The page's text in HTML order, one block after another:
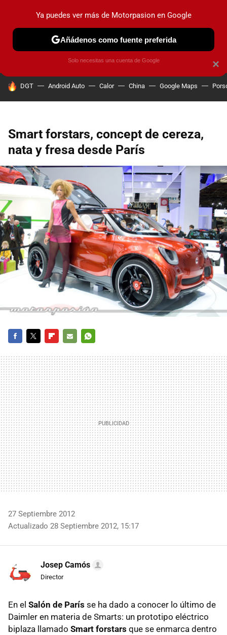
PRUEBAS COCHES ELÉCTRICOS OBSERVATORIO
HOY SE HABLA DE
DGT Android Auto Calor China Google Maps
Smart forstars, concept de cereza,
nata y fresa desde París
MAIL
27 Septiembre 2012
Actualizado 28 Septiembre 2012, 15:17
Josep Camós
Director
En el Salón de París se ha dado a conocer lo último de
Daimler en materia de Smarts: un prototipo eléctrico
biplaza llamado Smart forstars que se enmarca dentro
×
Ya puedes ver más de Motorpasion en Google
Añádenos como fuente preferida
Solo necesitas una cuenta de Google